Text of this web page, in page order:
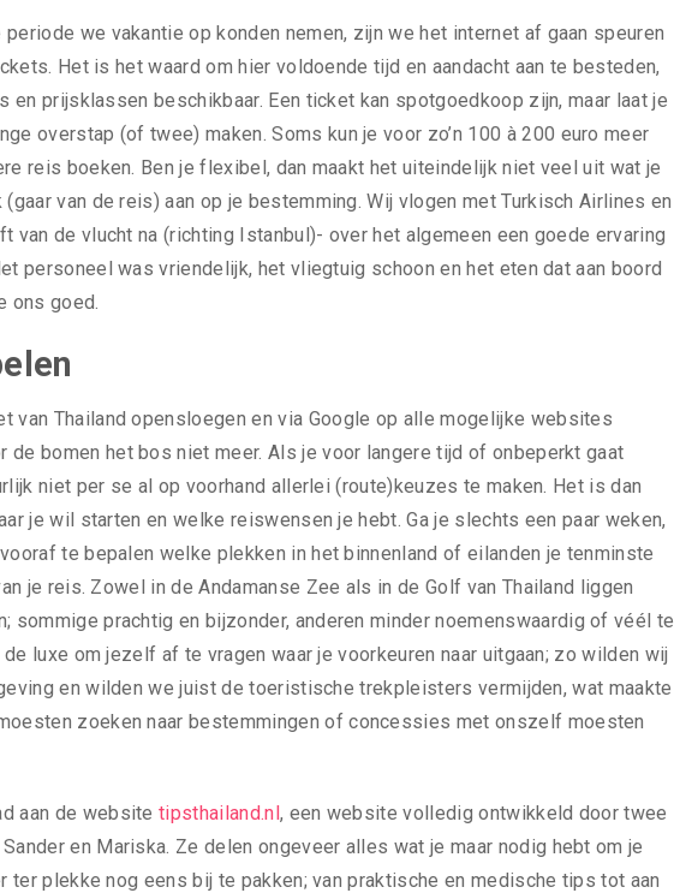
we vakantie op konden nemen, zijn we het internet af gaan speuren
Het is het waard om hier voldoende tijd en aandacht aan te besteden,
en prijsklassen beschikbaar. Een ticket kan spotgoedkoop zijn, maar laat je
overstap (of twee) maken. Soms kun je voor zo’n 100 à 200 euro meer
reis boeken. Ben je flexibel, dan maakt het uiteindelijk niet veel uit wat je
van de reis) aan op je bestemming. Wij vlogen met Turkisch Airlines en
van de vlucht na (richting Istanbul)- over het algemeen een goede ervaring
personeel was vriendelijk, het vliegtuig schoon en het eten dat aan boord
ons goed.
van Thailand opensloegen en via Google op alle mogelijke websites
de bomen het bos niet meer. Als je voor langere tijd of onbeperkt gaat
niet per se al op voorhand allerlei (route)keuzes te maken. Het is dan
je wil starten en welke reiswensen je hebt. Ga je slechts een paar weken,
te bepalen welke plekken in het binnenland of eilanden je tenminste
je reis. Zowel in de Andamanse Zee als in de Golf van Thailand liggen
sommige prachtig en bijzonder, anderen minder noemenswaardig of véél te
luxe om jezelf af te vragen waar je voorkeuren naar uitgaan; zo wilden wij
en wilden we juist de toeristische trekpleisters vermijden, wat maakte
zoeken naar bestemmingen of concessies met onszelf moesten
aan de websitetipsthailand.nl, een website volledig ontwikkeld door twee
en Mariska. Ze delen ongeveer alles wat je maar nodig hebt om je
ter plekke nog eens bij te pakken; van praktische en medische tips tot aan